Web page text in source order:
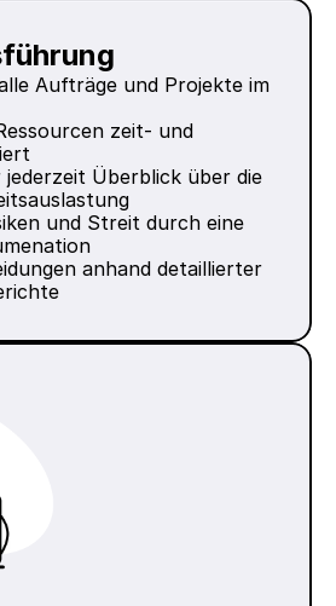
Aufträge und Projekte im
zeit- und
Überblick über die
und Streit durch eine
anhand detaillierter